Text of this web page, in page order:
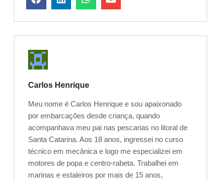
Carlos Henrique
Meu nome é Carlos Henrique e sou apaixonado
por embarcações desde criança, quando
acompanhava meu pai nas pescarias no litoral de
Santa Catarina. Aos 18 anos, ingressei no curso
técnico em mecânica e logo me especializei em
motores de popa e centro-rabeta. Trabalhei em
marinas e estaleiros por mais de 15 anos,